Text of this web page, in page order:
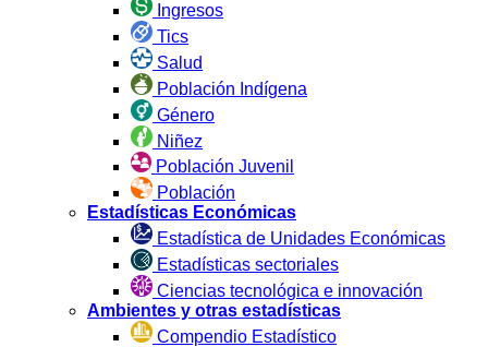
Ingresos
Tics
Salud
Población Indígena
Género
Niñez
Población Juvenil
Población
Estadísticas Económicas
Estadística de Unidades Económicas
Estadísticas sectoriales
Ciencias tecnológica e innovación
Ambientes y otras estadísticas
Compendio Estadístico